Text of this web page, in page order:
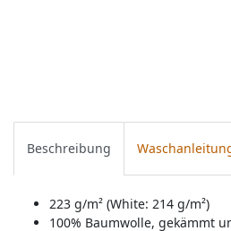
Beschreibung
223 g/m² (White: 214 g/m²)
100% Baumwolle, gekämmt